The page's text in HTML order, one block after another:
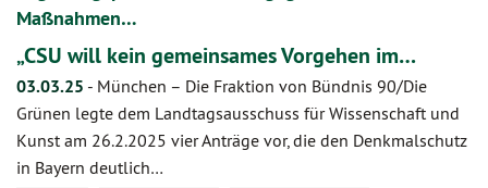
Maßnahmen…
„CSU will kein gemeinsames Vorgehen im…
03.03.25 - München – Die Fraktion von Bündnis 90/Die
Grünen legte dem Landtagsausschuss für Wissenschaft und
Kunst am 26.2.2025 vier Anträge vor, die den Denkmalschutz
in Bayern deutlich…